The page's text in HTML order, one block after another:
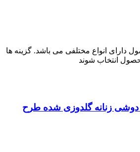
دارای انواع مختلفی می باشد. گزینه ها
انتخاب شوند
دوشی زنانه گلدوزی شده طرح